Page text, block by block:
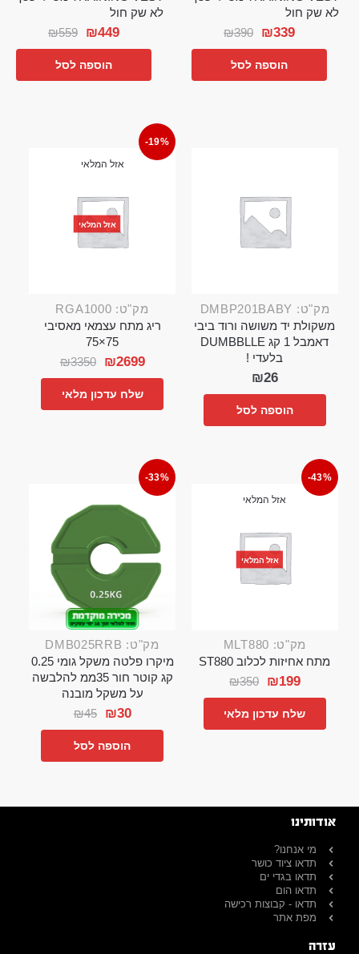
לא שק חול
₪390 ₪339
הוספה לסל
לא שק חול
₪559 ₪449
הוספה לסל
מק"ט: DMBP201BABY
משקולת יד משושה ורוד ביבי
דאמבל 1 קג DUMBBLLE
בלעדי !
₪26
הוספה לסל
-19%
אזל המלאי
אזל המלאי
מק"ט: RGA1000
ריג מתח עצמאי מאסיבי
75×75
₪3350 ₪2699
שלח עדכון מלאי
-43%
אזל המלאי
אזל המלאי
מק"ט: MLT880
מתח אחיזות לכלוב ST880
₪350 ₪199
שלח עדכון מלאי
-33%
מק"ט: DMB025RRB
מיקרו פלטה משקל גומי 0.25
קג קוטר חור 35ממ להלבשה
על משקל מובנה
₪45 ₪30
הוספה לסל
אודותינו
מי אנחנו?
תדאו ציוד כושר
תדאו בגדי ים
תדאו הום
תדאו - קבוצות רכישה
מפת אתר
עזרה